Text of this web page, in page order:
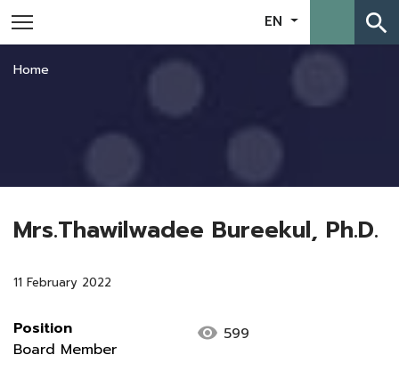
EN search
Home
Mrs.Thawilwadee Bureekul, Ph.D.
11 February 2022
visibility 599
Position
Board Member